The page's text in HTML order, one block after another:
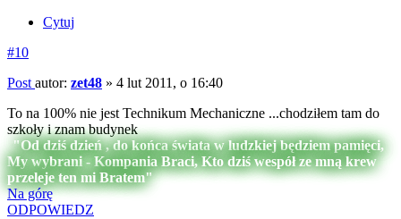
Cytuj
#10
Post autor: zet48 » 4 lut 2011, o 16:40
To na 100% nie jest Technikum Mechaniczne ...chodziłem tam do
szkoły i znam budynek
"Od dziś dzień , do końca świata w ludzkiej będziem pamięci,
My wybrani - Kompania Braci, Kto dziś wespół ze mną krew
przeleje ten mi Bratem"
Na górę
ODPOWIEDZ